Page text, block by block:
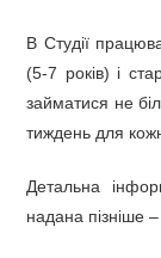
В Студії
(5-7 років) і
займатися не
тиждень для
Детальна
надана пізніше